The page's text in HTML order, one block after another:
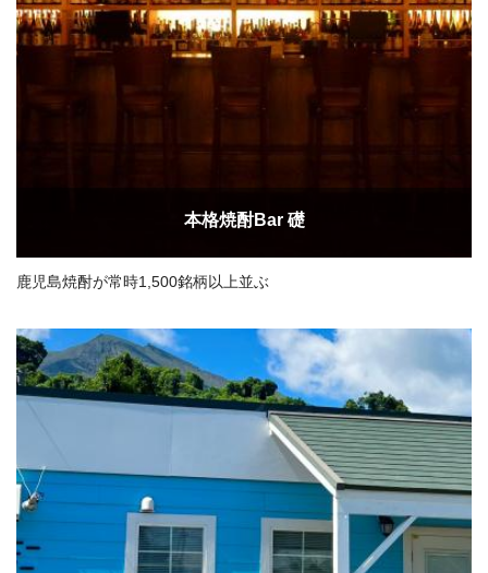
本格焼酎Bar 礎
鹿児島焼酎が常時1,500銘柄以上並ぶ